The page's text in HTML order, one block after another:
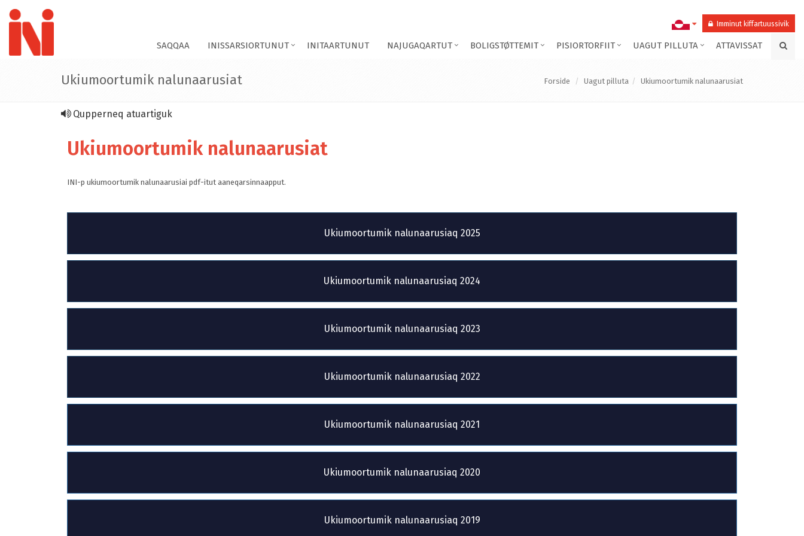
Imminut kiffartuussivik
SAQQAA INISSARSIORTUNUT INITAARTUNUT NAJUGAQARTUT BOLIGSTØTTEMIT PISIORTORFIIT UAGUT PILLUTA ATTAVISSAT
Ukiumoortumik nalunaarusiat Forside Uagut pilluta Ukiumoortumik nalunaarusiat
Qupperneq atuartiguk
Ukiumoortumik nalunaarusiat
INI-p ukiumoortumik nalunaarusiai pdf-itut aaneqarsinnaapput.
Ukiumoortumik nalunaarusiaq 2025
Ukiumoortumik nalunaarusiaq 2024
Ukiumoortumik nalunaarusiaq 2023
Ukiumoortumik nalunaarusiaq 2022
Ukiumoortumik nalunaarusiaq 2021
Ukiumoortumik nalunaarusiaq 2020
Ukiumoortumik nalunaarusiaq 2019